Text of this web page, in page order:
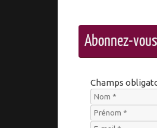
Abonnez-
Champs